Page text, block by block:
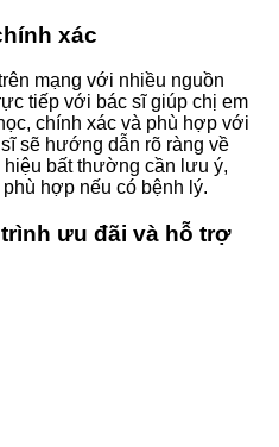
xác
mạng với nhiều nguồn
tiếp với bác sĩ giúp chị em
chính xác và phù hợp với
sẽ hướng dẫn rõ ràng về
bất thường cần lưu ý,
hợp nếu có bệnh lý.
ưu đãi và hỗ trợ